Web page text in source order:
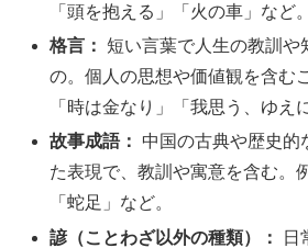
「頭を抱える」「火の車」など。
格言： 短い言葉で人生の教訓や
の。個人の思想や価値観を含む
「時は金なり」「我思う、ゆえ
故事成語：
中国の古典や歴史的
た表現で、教訓や寓意を含む。
「蛇足」など。
諺（ことわざ以外の種類）：
日